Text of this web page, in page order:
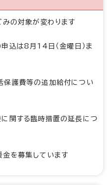
の対象が変わります
込は8月14日（金曜日）ま
保護費等の追加給付につい
関する臨時措置の延長につ
を募集しています